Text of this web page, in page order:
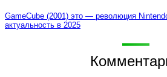
GameCube (2001) это — революция
актуальность в 2025